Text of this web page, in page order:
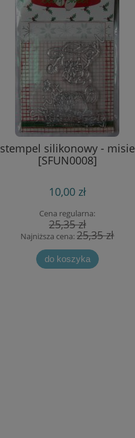
stempel silikonowy - misie
[SFUN0008]
10,00 zł
Cena regularna:
25,35 zł
Najniższa cena:25,35 zł
do koszyka